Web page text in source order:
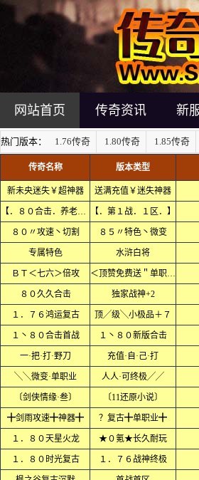
网站首页 传奇资讯 新
热门版本： 1.76传奇 1.80传奇 1.85传奇
传奇名称 版本类型
新未央迷失￥超神器 送满充值￥迷失神器
【．８０合击．养老．】 【．第１战．１区．】
８０〃攻速丶切割 ８５〃特色丶微变
专属特色 水浒白将
ＢＴ＜七六＞倍攻 ＜顶赞免费送＂单职业＞
８０久久合击 独家战神+2
１．７６鸿运复古 顶╱级╲小极品＋７
１丶８０合击首战 １丶８０新版合击
一·把·打·野刀 充值·自·己·打
╲╲微变·单职业 人人·可终极╱╱
〔剑侠情缘·叁〕 〔11还原小说〕
╋剑雨攻速╋神器╋ ？复古╋单职业╋
１．８０天星火龙 ★０氪★长久耐玩
１．８０时光复古 １．７６战神终极